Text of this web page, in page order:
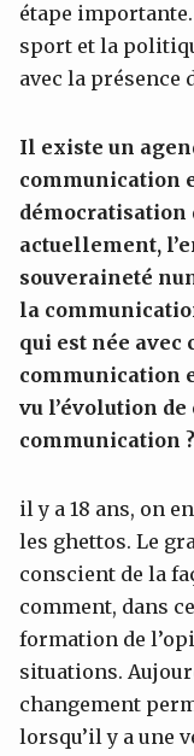
étape
sport et la
avec la présence
Il existe un
communication
démocratisation
actuellement,
souveraineté
la
qui est née avec
communication
vu l’évolution
communication ?
il y a 18 ans, on
les ghettos. Le
conscient de la
comment, dans
formation de
situations.
changement
lorsqu’il y a une